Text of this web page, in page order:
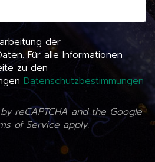
der
Für alle Informationen
zu den
Datenschutzbestimmungen
reCAPTCHA and the Google
of Service apply.